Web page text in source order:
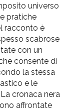
universo
pratiche
racconto è
scabrose
con un
consente di
la stessa
e le
cronaca nera
affrontate